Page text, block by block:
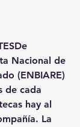
De
Nacional de
(ENBIARE)
de cada
hay al
. La